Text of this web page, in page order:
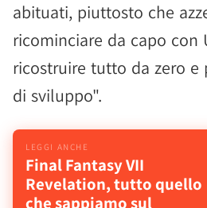
abituati, piuttosto che
ricominciare da capo con
ricostruire tutto da zero e
di sviluppo".
Final Fantasy VII
Revelation, tutto quello
che sappiamo sul